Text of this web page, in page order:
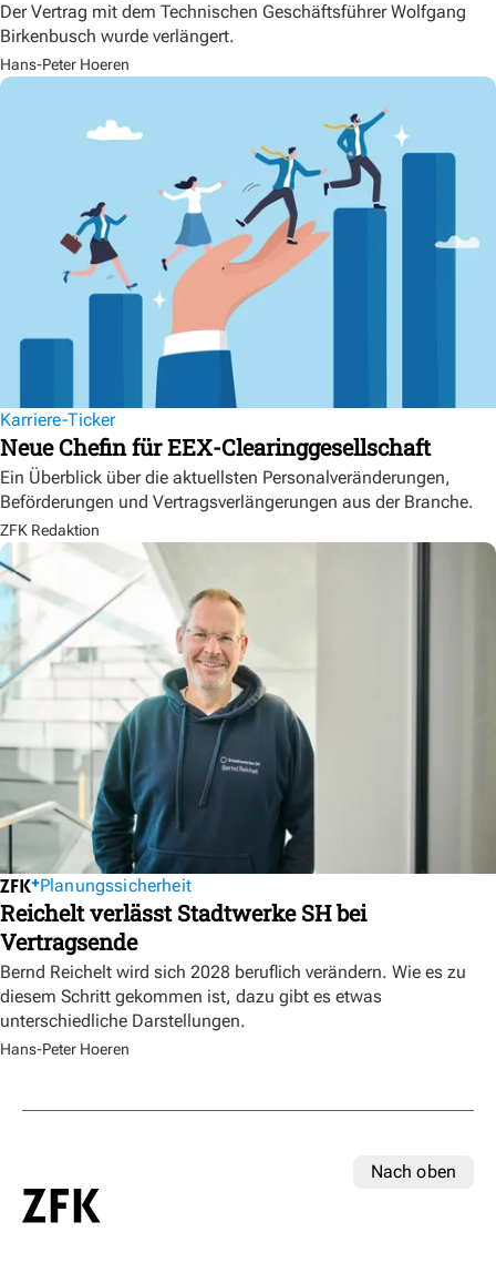
Der Vertrag mit dem Technischen Geschäftsführer Wolfgang
Birkenbusch wurde verlängert.
Hans-Peter Hoeren
Karriere-Ticker
Neue Chefin für EEX-Clearinggesellschaft
Ein Überblick über die aktuellsten Personalveränderungen,
Beförderungen und Vertragsverlängerungen aus der Branche.
ZFK Redaktion
Planungssicherheit
Reichelt verlässt Stadtwerke SH bei
Vertragsende
Bernd Reichelt wird sich 2028 beruflich verändern. Wie es zu
diesem Schritt gekommen ist, dazu gibt es etwas
unterschiedliche Darstellungen.
Hans-Peter Hoeren
Nach oben